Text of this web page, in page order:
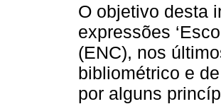
O objetivo desta
expressões
(ENC), nos
bibliométrico e
por alguns